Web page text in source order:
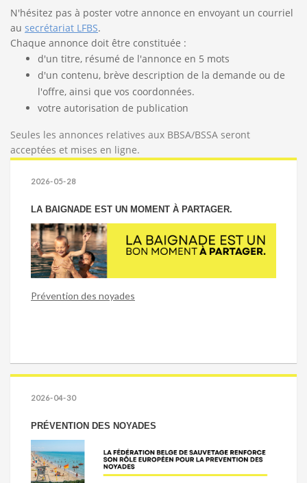
N'hésitez pas à poster votre annonce en envoyant un courriel
au secrétariat LFBS.
Chaque annonce doit être constituée :
d'un titre, résumé de l'annonce en 5 mots
d'un contenu, brève description de la demande ou de
l'offre, ainsi que vos coordonnées.
votre autorisation de publication
Seules les annonces relatives aux BBSA/BSSA seront
acceptées et mises en ligne.
2026-05-28
LA BAIGNADE EST UN MOMENT À PARTAGER.
Prévention des noyades
2026-04-30
PRÉVENTION DES NOYADES